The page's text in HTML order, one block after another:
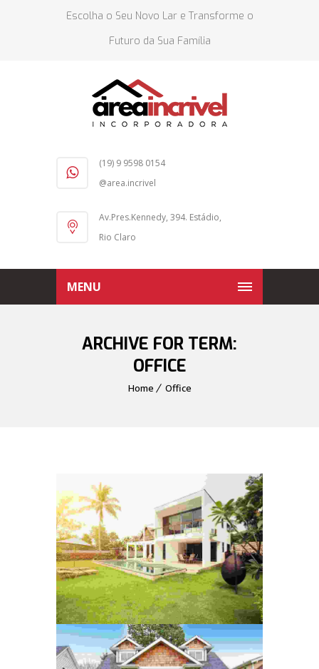
Escolha o Seu Novo Lar e Transforme o
Futuro da Sua Família
(19) 9 9598 0154
@area.incrivel
Av.Pres.Kennedy, 394. Estádio,
Rio Claro
MENU
ARCHIVE FOR TERM:
OFFICE
Home Office